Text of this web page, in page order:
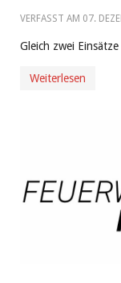
VERFASST AM 07.
Gleich zwei
Weiterlesen